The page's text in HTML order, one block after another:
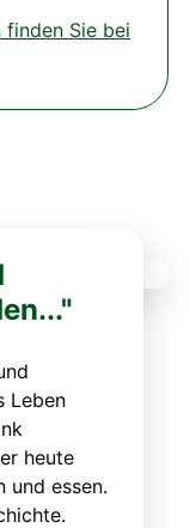
Sie bei
Leben
heute
und essen.